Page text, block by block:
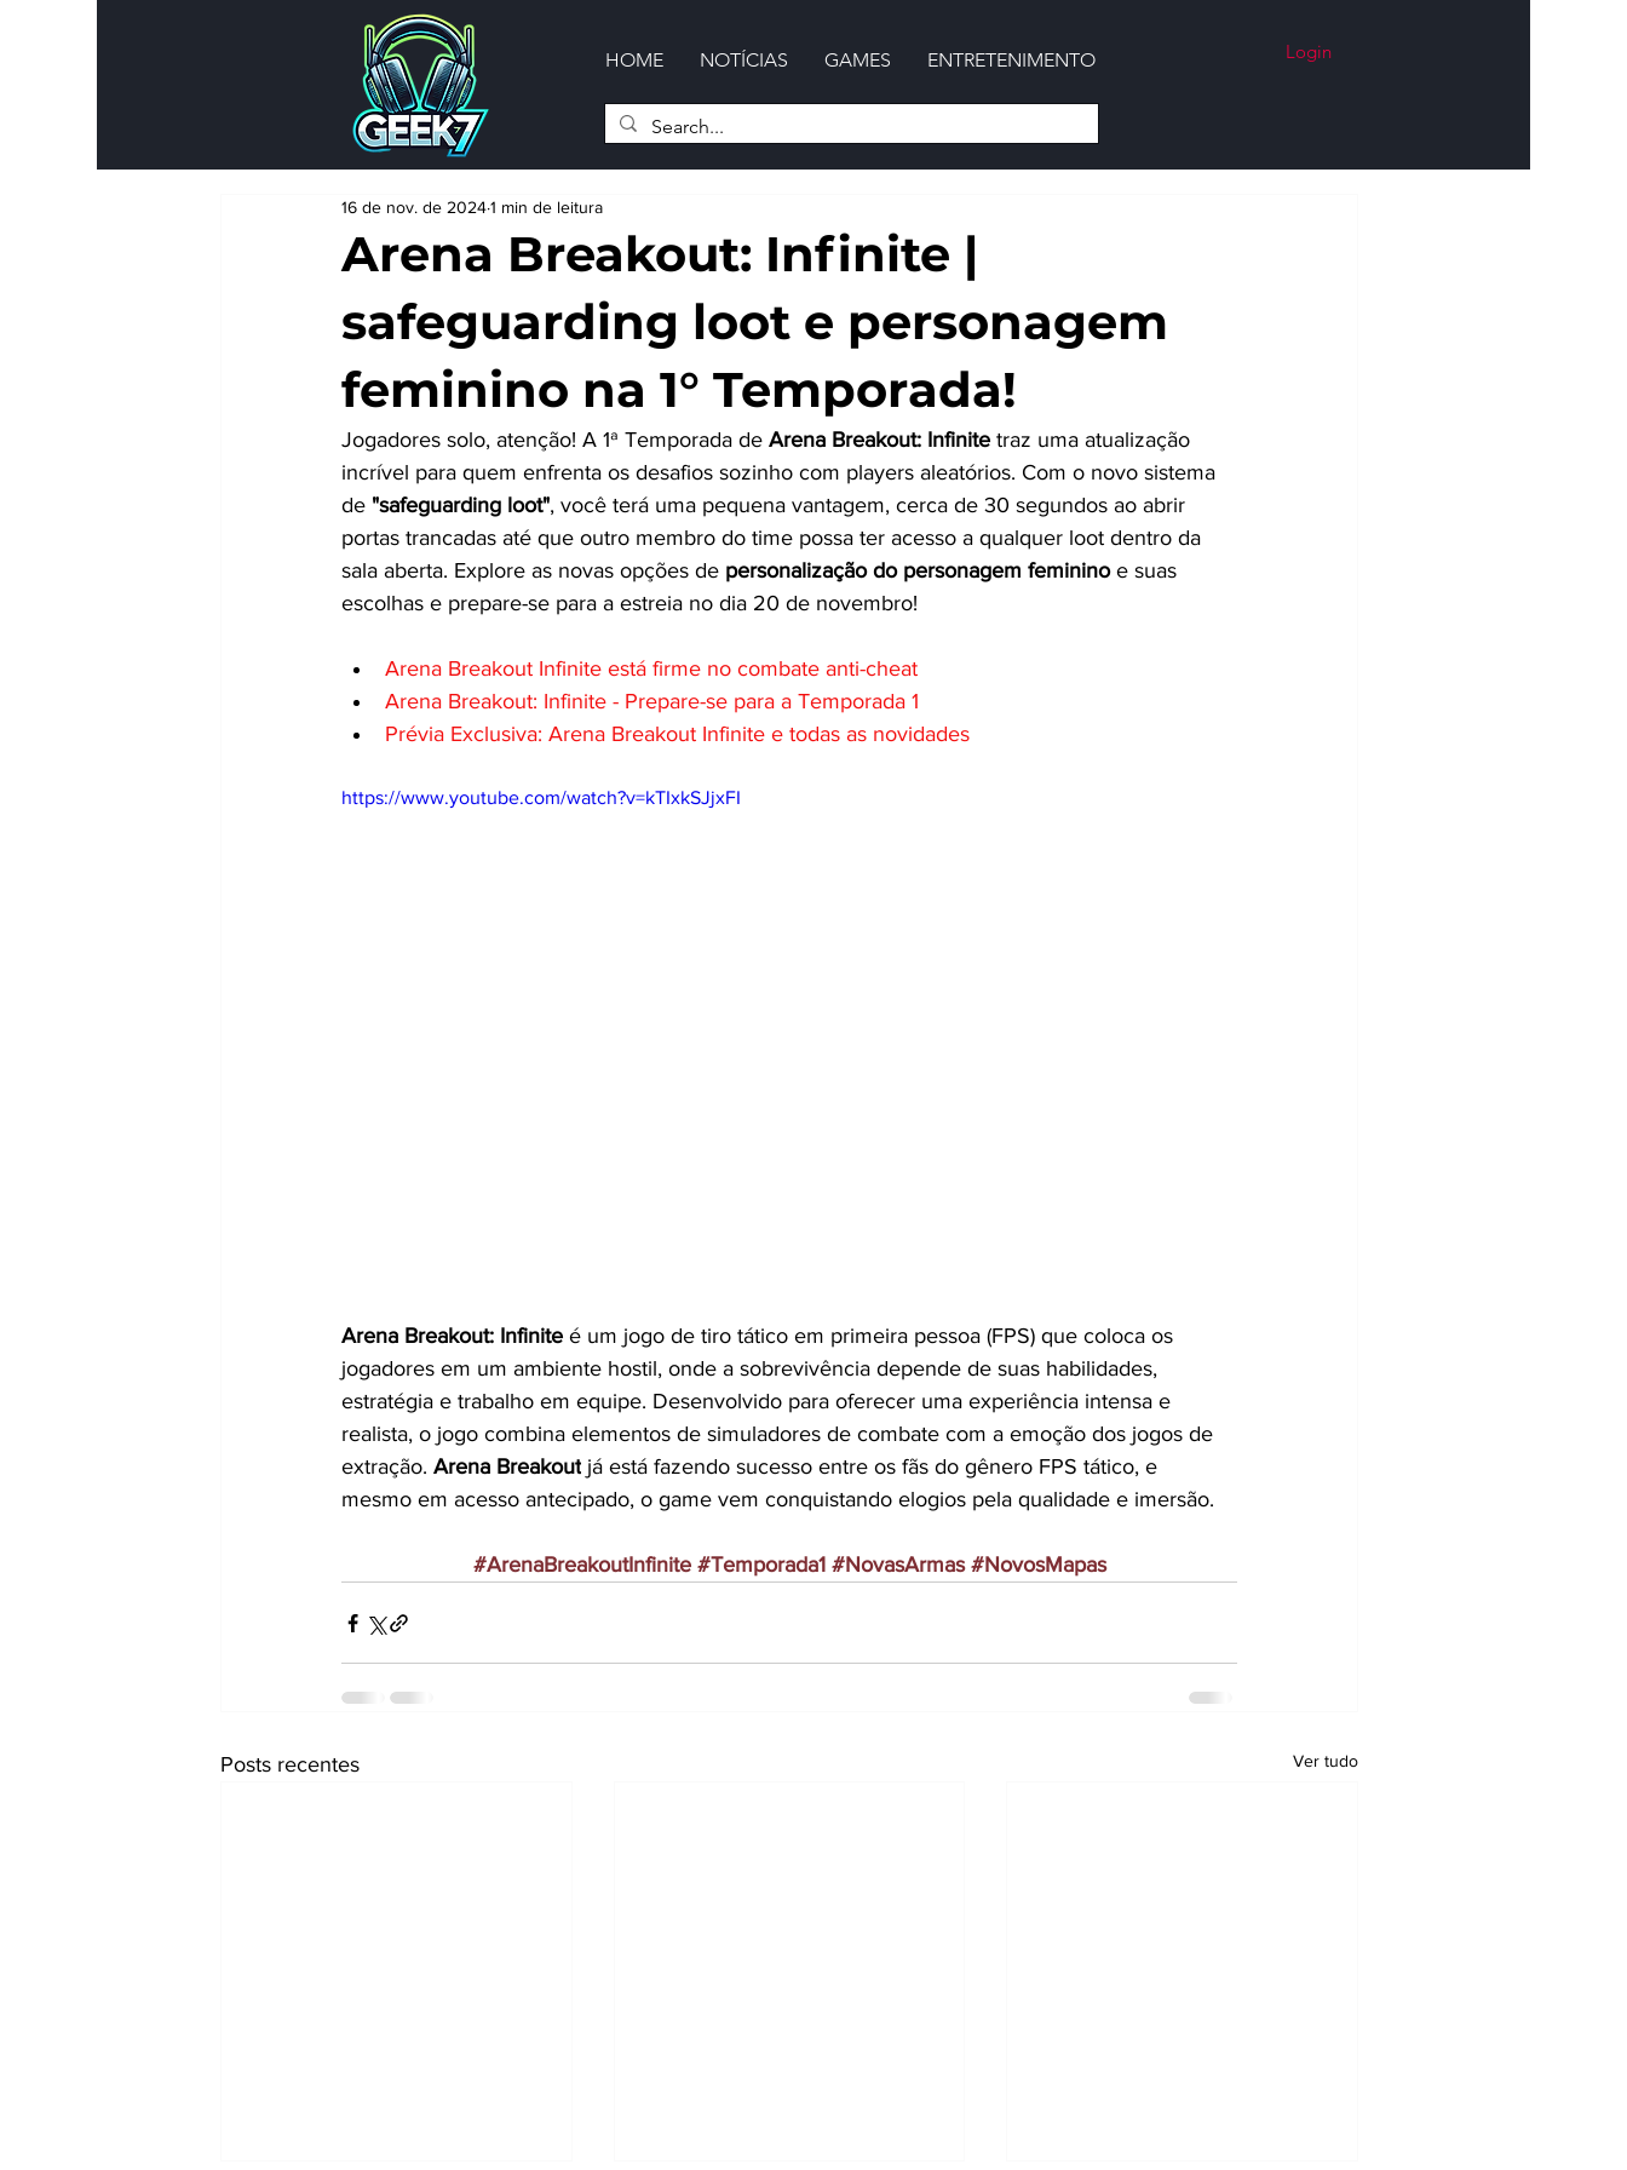
HOME NOTÍCIAS GAMES ENTRETENIMENTO Login
Arena Breakout: Infinite |
safeguarding loot e personagem
feminino na 1° Temporada!
16 de nov. de 20241 min de leitura
Jogadores solo, atenção! A 1ª Temporada de Arena Breakout: Infinite traz uma atualização
incrível para quem enfrenta os desafios sozinho com players aleatórios. Com o novo sistema
de "safeguarding loot", você terá uma pequena vantagem, cerca de 30 segundos ao abrir
portas trancadas até que outro membro do time possa ter acesso a qualquer loot dentro da
sala aberta. Explore as novas opções de personalização do personagem feminino e suas
escolhas e prepare-se para a estreia no dia 20 de novembro!
Arena Breakout Infinite está firme no combate anti-cheat
Arena Breakout: Infinite - Prepare-se para a Temporada 1
Prévia Exclusiva: Arena Breakout Infinite e todas as novidades
https://www.youtube.com/watch?v=kTIxkSJjxFI
Arena Breakout: Infinite é um jogo de tiro tático em primeira pessoa (FPS) que coloca os
jogadores em um ambiente hostil, onde a sobrevivência depende de suas habilidades,
estratégia e trabalho em equipe. Desenvolvido para oferecer uma experiência intensa e
realista, o jogo combina elementos de simuladores de combate com a emoção dos jogos de
extração. Arena Breakout já está fazendo sucesso entre os fãs do gênero FPS tático, e
mesmo em acesso antecipado, o game vem conquistando elogios pela qualidade e imersão.
#ArenaBreakoutInfinite #Temporada1 #NovasArmas #NovosMapas
Posts recentes Ver tudo